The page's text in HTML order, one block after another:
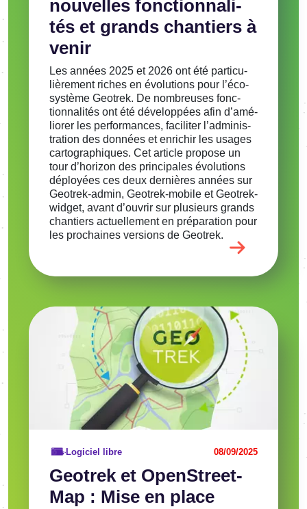
nouvelles fonc­tion­na­li­
tés et grands chan­tiers à
venir
Les années 2025 et 2026 ont été parti­cu­
liè­re­ment riches en évolu­tions pour l’éco­
sys­tème Geotrek. De nombreuses fonc­
tion­na­li­tés ont été déve­lop­pées afin d’amé­
lio­rer les perfor­mances, faci­li­ter l’ad­mi­nis­
tra­tion des données et enri­chir les usages
carto­gra­phiques. Cet article propose un
tour d’ho­ri­zon des prin­ci­pales évolu­tions
déployées ces deux dernières années sur
Geotrek-admin, Geotrek-mobile et Geotrek-
widget, avant d’ou­vrir sur plusieurs grands
chan­tiers actuel­le­ment en prépa­ra­tion pour
les prochaines versions de Geotrek.
Geotrek et OpenS­treet­
Map : Mise en place
Logiciel libre 08/09/2025
Voir l'article
Image